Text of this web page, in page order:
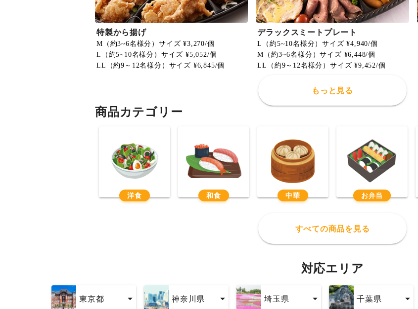
特製から揚げ
M（約3~6名様分）サイズ ¥3,270/個
L（約5~10名様分）サイズ ¥5,052/個
LL（約9～12名様分）サイズ ¥6,845/個
デラックスミートプレート
L（約5~10名様分）サイズ ¥4,940/個
M（約3~6名様分）サイズ ¥6,448/個
LL（約9～12名様分）サイズ ¥9,452/個
もっと見る
商品カテゴリー
洋食 和食 中華 お弁当
すべての商品を見る
対応エリア
東京都 神奈川県 埼玉県 千葉県